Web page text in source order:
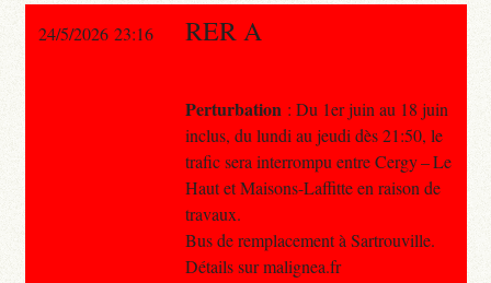
24/5/2026 23:16 RER A
Perturbation : Du 1er juin au 18 juin
inclus, du lundi au jeudi dès 21:50, le
trafic sera interrompu entre Cergy – Le
Haut et Maisons-Laffitte en raison de
travaux.
Bus de remplacement à Sartrouville.
Détails sur malignea.fr